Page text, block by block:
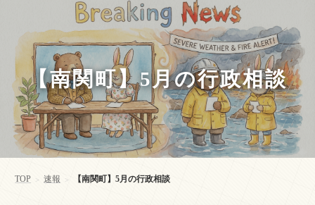
【南関町】5月の行政相談
TOP > 速報 > 【南関町】5月の行政相談